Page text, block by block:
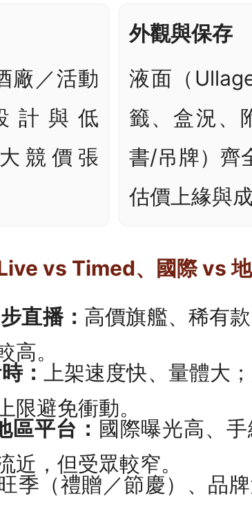
廠／活動
計與低
競價張
外觀與保存
液面（
籤、盒況、
書/吊牌）齊
估價上緣與
vs Timed、國際 vs
直播： 高價旗艦、稀有
高。
： 上架速度快、量體大
限避免衝動。
區平台： 國際曝光高、
近，但受眾較窄。
季（禮贈／節慶）、品